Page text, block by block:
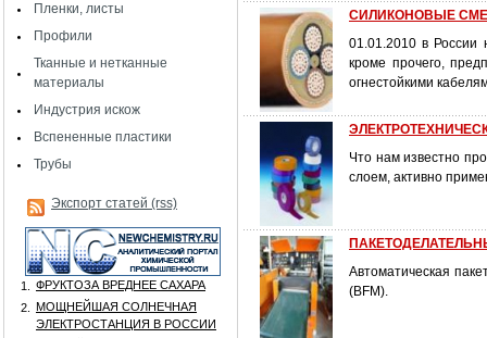
Пленки, листы
Профили
Тканные и нетканные
материалы
Индустрия искож
Вспененные пластики
Трубы
Экспорт статей (rss)
1.
ФРУКТОЗА ВРЕДНЕЕ САХАРА
2.
МОЩНЕЙШАЯ СОЛНЕЧНАЯ
ЭЛЕКТРОСТАНЦИЯ В РОССИИ
СИЛИКОНОВЫЕ
01.01.2010 в России
кроме прочего,
огнестойкими
Что нам известно
слоем, активно
Автоматическая
(BFM).